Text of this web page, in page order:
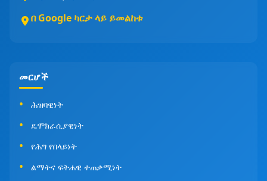
በ Google ካርታ ላይ ይመልከቱ
መርሆች
ሕዝባዊነት
ዴሞክራሲያዊነት
የሕግ የበላይነት
ልማትና ፍትሐዊ ተጠቃሚነት